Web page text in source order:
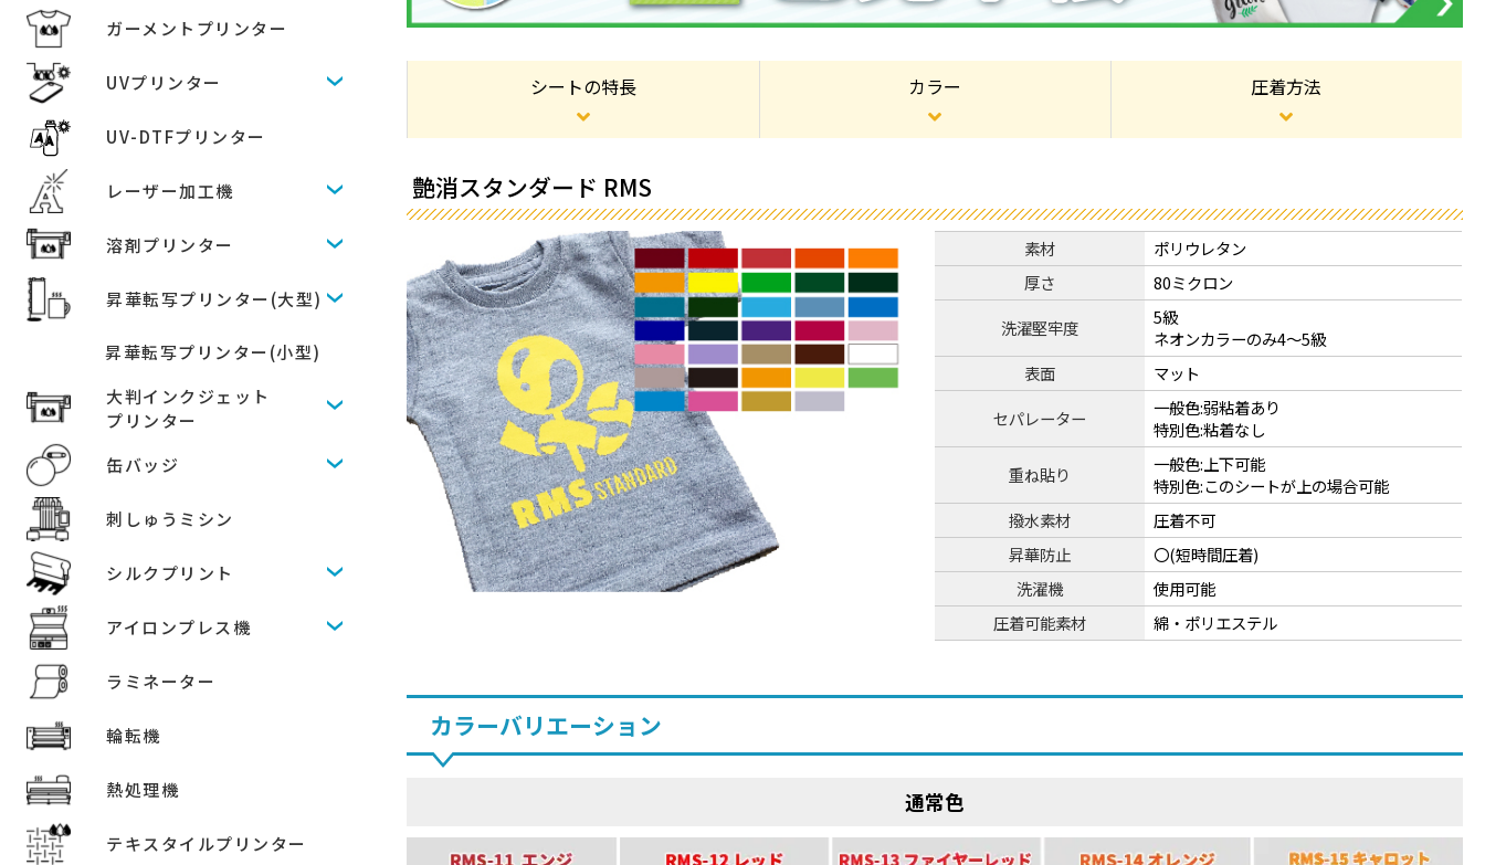
ガーメントプリンター
UVプリンター
UV-DTFプリンター
レーザー加工機
溶剤プリンター
昇華転写プリンター(大型)
昇華転写プリンター(小型)
大判インクジェット
プリンター
缶バッジ
刺しゅうミシン
シルクプリント
アイロンプレス機
ラミネーター
輪転機
熱処理機
テキスタイルプリンター
シートの特長 カラー 圧着方法
艶消スタンダード RMS
素材
ポリウレタン
厚さ
80ミクロン
洗濯堅牢度
5級
ネオンカラーのみ4～5級
表面
マット
セパレーター
一般色:弱粘着あり
特別色:粘着なし
重ね貼り
一般色:上下可能
特別色:このシートが上の場合可能
撥水素材
圧着不可
昇華防止
〇(短時間圧着)
洗濯機
使用可能
圧着可能素材
綿・ポリエステル
カラーバリエーション
通常色